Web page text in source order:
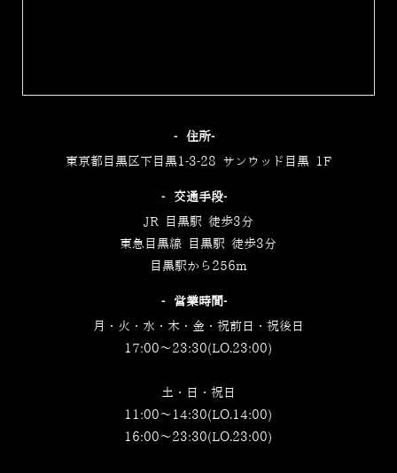
‐住所‐
東京都目黒区下目黒1-3-28 サンウッド目黒 1F
‐交通手段‐
JR 目黒駅 徒歩3分
東急目黒線 目黒駅 徒歩3分
目黒駅から256m
‐営業時間‐
月・火・水・木・金・祝前日・祝後日
17:00～23:30(LO.23:00)
土・日・祝日
11:00～14:30(LO.14:00)
16:00～23:30(LO.23:00)